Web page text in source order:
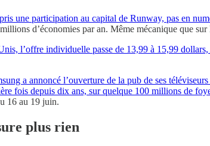
une participation au capital de Runway, pas en
d’économies par an. Même mécanique que
l’offre individuelle passe de 13,99 à 15,99
a annoncé l’ouverture de la pub de ses
fois depuis dix ans, sur quelque 100 millions de
16 au 19 juin.
plus rien